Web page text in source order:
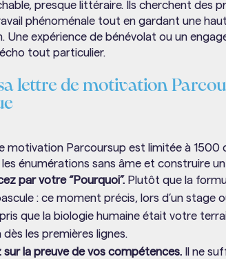
presque littéraire. Ils cherchent des
phénoménale tout en gardant une
Une expérience de bénévolat ou un
tout particulier.
lettre de motivation
motivation Parcoursup est limitée à
énumérations sans âme et construire
par votre “Pourquoi”. Plutôt que la
: ce moment précis, lors d’un stage
que la biologie humaine était votre
dès les premières lignes.
sur la preuve de vos compétences. Il ne